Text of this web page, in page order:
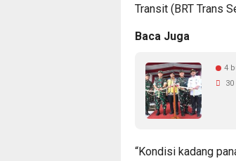
Transit (BRT Trans
Baca Juga
4
30
“Kondisi kadang